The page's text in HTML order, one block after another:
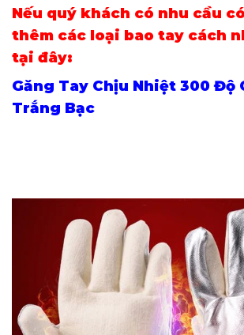
Nếu quý khách có nhu cầu
thêm các loại bao tay cách
tại đây:
Găng Tay Chịu Nhiệt 300 Độ
Trắng Bạc